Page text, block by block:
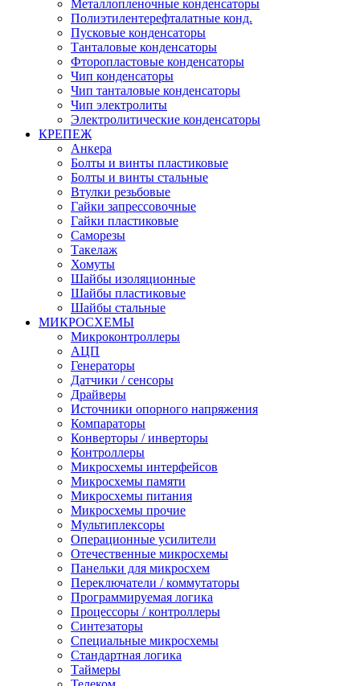
Металлопленочные конденсаторы
Полиэтилентерефталатные конд.
Пусковые конденсаторы
Танталовые конденсаторы
Фторопластовые конденсаторы
Чип конденсаторы
Чип танталовые конденсаторы
Чип электролиты
Электролитические конденсаторы
КРЕПЕЖ
Анкера
Болты и винты пластиковые
Болты и винты стальные
Втулки резьбовые
Гайки запрессовочные
Гайки пластиковые
Саморезы
Такелаж
Хомуты
Шайбы изоляционные
Шайбы пластиковые
Шайбы стальные
МИКРОСХЕМЫ
Микроконтроллеры
АЦП
Генераторы
Датчики / сенсоры
Драйверы
Источники опорного напряжения
Компараторы
Конверторы / инверторы
Контроллеры
Микросхемы интерфейсов
Микросхемы памяти
Микросхемы питания
Микросхемы прочие
Мультиплексоры
Операционные усилители
Отечественные микросхемы
Панельки для микросхем
Переключатели / коммутаторы
Программируемая логика
Процессоры / контроллеры
Синтезаторы
Специальные микросхемы
Стандартная логика
Таймеры